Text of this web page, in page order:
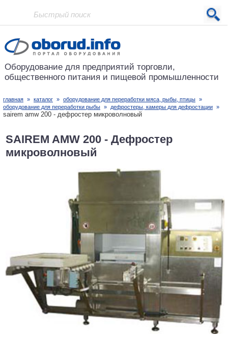
Проект основан в 2001 году
Оборудование для предприятий торговли,
общественного питания и пищевой промышленности
главная » каталог » оборудование для переработки мяса, рыбы, птицы »
оборудование для переработки рыбы » дефростеры, камеры для дефростации »
sairem amw 200 - дефростер микроволновый
SAIREM AMW 200 - Дефростер
микроволновый